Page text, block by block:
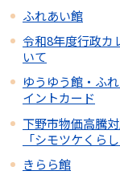
ふれあい館
令和8年度行政カ
いて
ゆうゆう館・ふ
イントカード
下野市物価高騰
「シモツケくら
きらら館